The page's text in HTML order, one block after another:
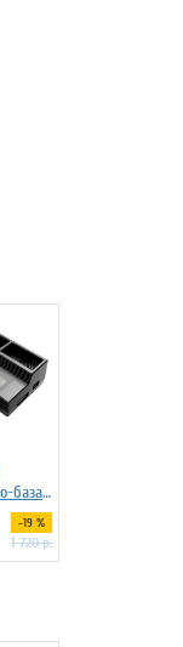
база
Hero
-19 %
1 720 р.